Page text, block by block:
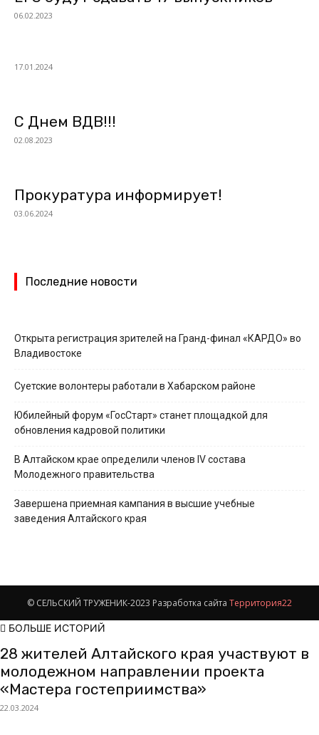
06.02.2023
17.01.2024
С Днем ВДВ!!!
02.08.2023
Прокуратура информирует!
03.06.2024
Последние новости
Открыта регистрация зрителей на Гранд-финал «КАРДО» во
Владивостоке
Суетские волонтеры работали в Хабарском районе
Юбилейный форум «ГосСтарт» станет площадкой для
обновления кадровой политики
В Алтайском крае определили членов IV состава
Молодежного правительства
Завершена приемная кампания в высшие учебные
заведения Алтайского края
© СЕЛЬСКИЙ ТРУЖЕНИК-2023 Разработка сайта Территория22
БОЛЬШЕ ИСТОРИЙ
28 жителей Алтайского края участвуют в
молодежном направлении проекта
«Мастера гостеприимства»
22.03.2024